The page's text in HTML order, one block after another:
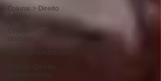
Coluna: > Direito
Privado
Coluna > Direito das
startups
Colunas >Destaques
Coluna >Direito
previdênciário